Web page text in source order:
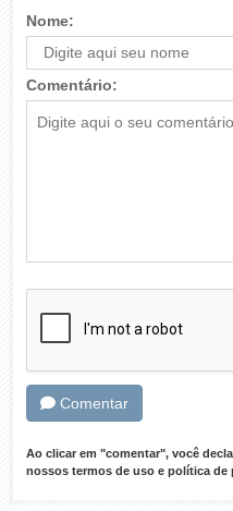
Nome:
Comentário:
Comentar
Ao clicar em "comentar", você
nossos termos de usoe política de